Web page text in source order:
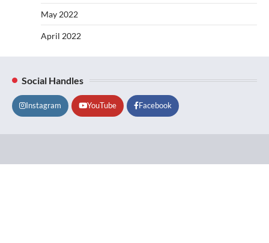
May 2022
April 2022
Social Handles
Instagram YouTube Facebook